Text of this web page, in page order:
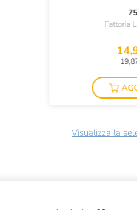
Fattoria
Visualizza la